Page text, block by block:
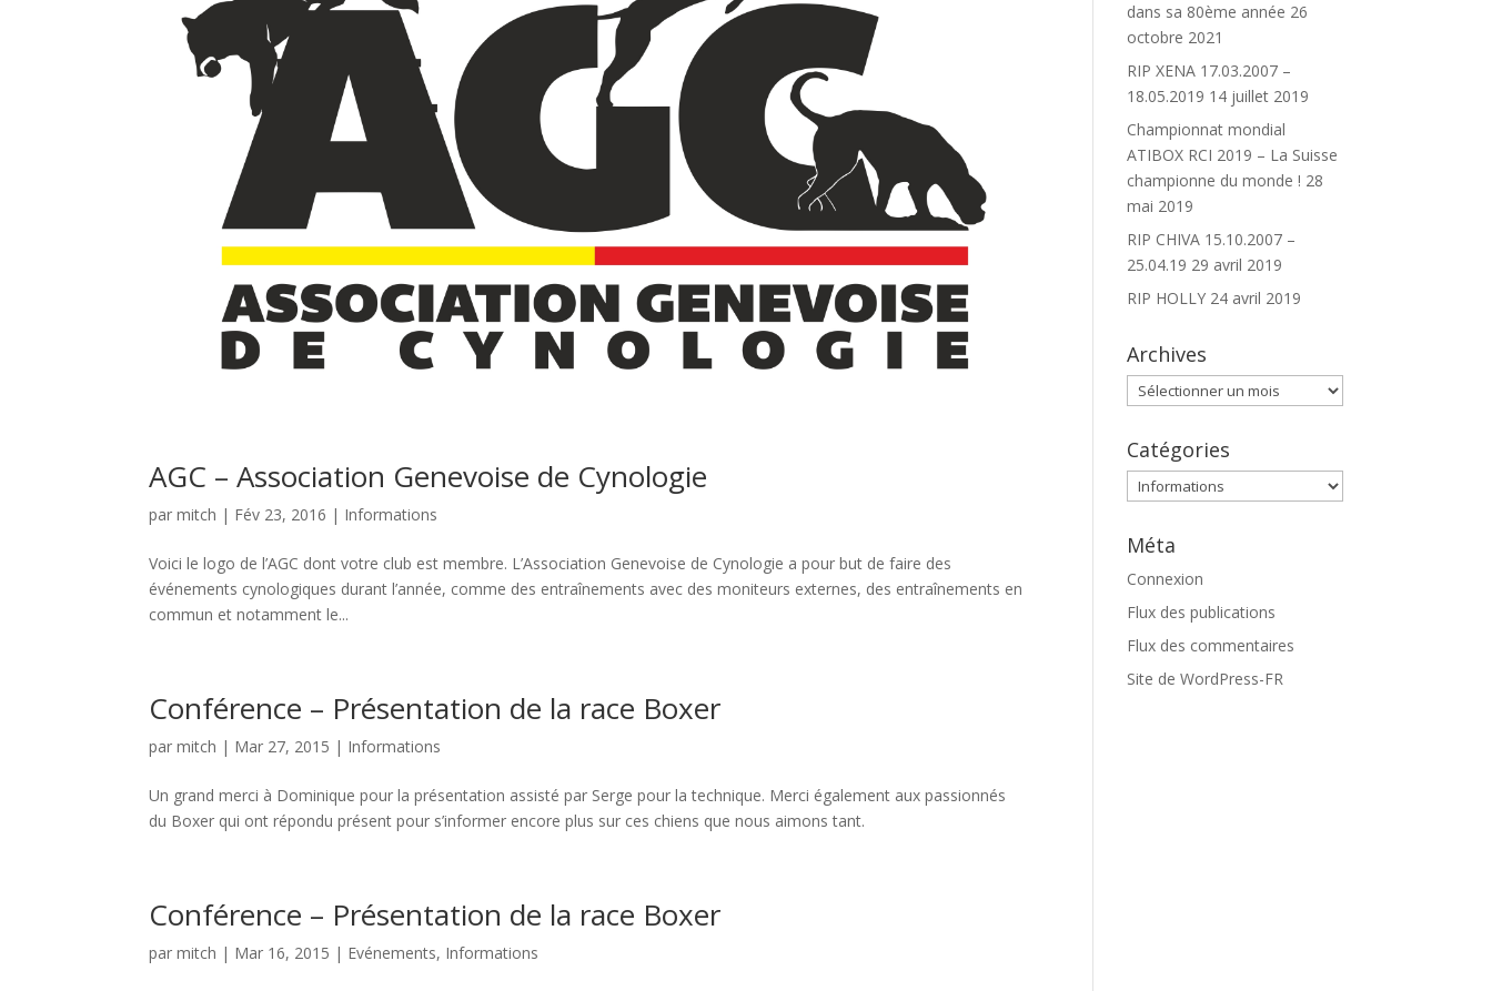
AGC – Association Genevoise de Cynologie
parmitch | Fév 23, 2016 | Informations
Voici le logo de l’AGC dont votre club est membre. L’Association Genevoise de Cynologie a pour but de faire des
événements cynologiques durant l’année, comme des entraînements avec des moniteurs externes, des entraînements en
commun et notamment le...
Conférence – Présentation de la race Boxer
parmitch | Mar 27, 2015 | Informations
Un grand merci à Dominique pour la présentation assisté par Serge pour la technique. Merci également aux passionnés
du Boxer qui ont répondu présent pour s’informer encore plus sur ces chiens que nous aimons tant.
Conférence – Présentation de la race Boxer
parmitch | Mar 16, 2015 | Evénements, Informations
dans sa 80ème année 26
octobre 2021
RIP XENA 17.03.2007 –
18.05.2019 14 juillet 2019
Championnat mondial
ATIBOX RCI 2019 – La Suisse
championne du monde ! 28
mai 2019
RIP CHIVA 15.10.2007 –
25.04.19 29 avril 2019
RIP HOLLY 24 avril 2019
Archives
Archives
Catégories
Catégories
Méta
Connexion
Flux des publications
Flux des commentaires
Site de WordPress-FR